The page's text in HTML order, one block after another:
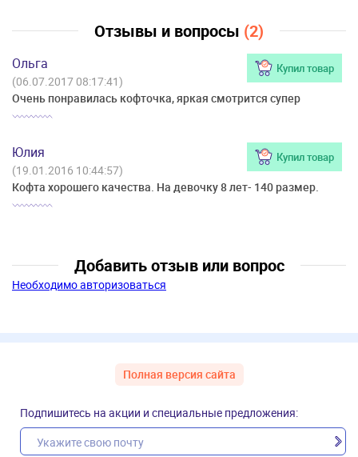
Отзывы и вопросы (2)
Ольга Купил товар
(06.07.2017 08:17:41)
Очень понравилась кофточка, яркая смотрится супер
Юлия Купил товар
(19.01.2016 10:44:57)
Кофта хорошего качества. На девочку 8 лет- 140 размер.
Добавить отзыв или вопрос
Необходимо авторизоваться
Полная версия сайта
Подпишитесь на акции и специальные предложения: